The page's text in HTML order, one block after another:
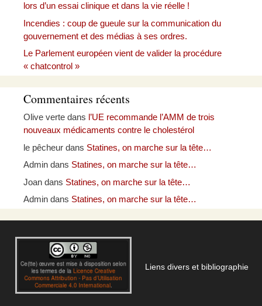
lors d’un essai clinique et dans la vie réelle !
Incendies : coup de gueule sur la communication du
gouvernement et des médias à ses ordres.
Le Parlement européen vient de valider la procédure
« chatcontrol »
Commentaires récents
Olive verte dans l’UE recommande l’AMM de trois
nouveaux médicaments contre le cholestérol
le pêcheur dans Statines, on marche sur la tête…
Admin dans Statines, on marche sur la tête…
Joan dans Statines, on marche sur la tête…
Admin dans Statines, on marche sur la tête…
Liens divers et bibliographie